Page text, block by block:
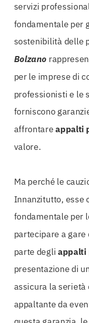
servizi
fondamentale per
sostenibilità delle
Bolzano
per le imprese di
professionisti e le
forniscono
affrontareappalti
valore.
Ma perché le
Innanzitutto, esse
fondamentale per
partecipare a
parte degliappalti
presentazione di
assicura la serietà
appaltante da